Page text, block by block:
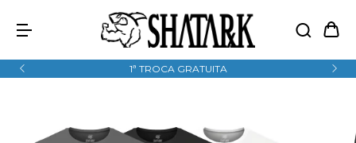
1ª TROCA GRATUITA